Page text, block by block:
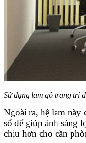
Sử dụng lam gỗ trang trí
Ngoài ra, hệ lam này
sổ để giúp ánh sáng
chịu hơn cho căn